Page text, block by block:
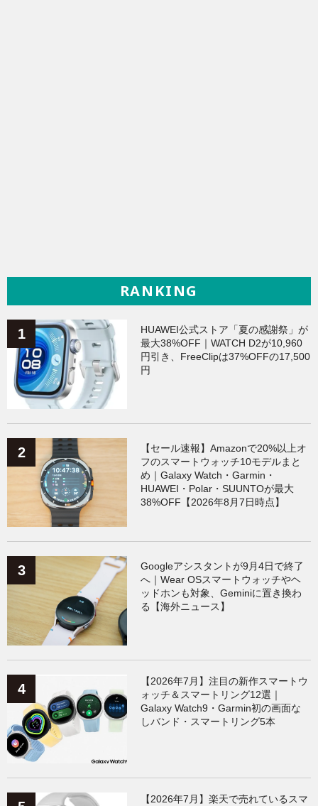
RANKING
HUAWEI公式ストア「夏の感謝祭」が
最大38%OFF｜WATCH D2が10,960
円引き、FreeClipは37%OFFの17,500
円
【セール速報】Amazonで20%以上オ
フのスマートウォッチ10モデルまと
め｜Galaxy Watch・Garmin・
HUAWEI・Polar・SUUNTOが最大
38%OFF【2026年8月7日時点】
Googleアシスタントが9月4日で終了
へ｜Wear OSスマートウォッチやヘ
ッドホンも対象、Geminiに置き換わ
る【海外ニュース】
【2026年7月】注目の新作スマートウ
ォッチ＆スマートリング12選｜
Galaxy Watch9・Garmin初の画面な
しバンド・スマートリング5本
【2026年7月】楽天で売れているスマ